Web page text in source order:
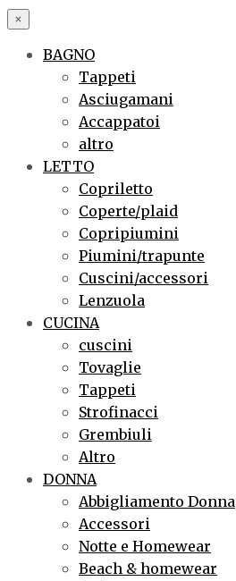
×
BAGNO
Tappeti
Asciugamani
Accappatoi
altro
LETTO
Copriletto
Coperte/plaid
Copripiumini
Piumini/trapunte
Cuscini/accessori
Lenzuola
CUCINA
cuscini
Tovaglie
Tappeti
Strofinacci
Grembiuli
Altro
DONNA
Abbigliamento Donna
Accessori
Notte e Homewear
Beach & homewear